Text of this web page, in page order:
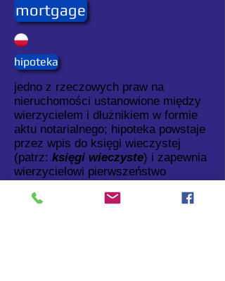
mortgage
hipoteka
jedno z rzeczowych praw na
nieruchomości ustanowione między
wierzycielem i dłużnikiem w formie
aktu notarialnego; hipoteka powstaje
przez wpis do księgi wieczystej
(patrz: księgi wieczyste) i zapewnia
wierzycielowi pierwszeństwo
nieruchomości nawet przy zmianie